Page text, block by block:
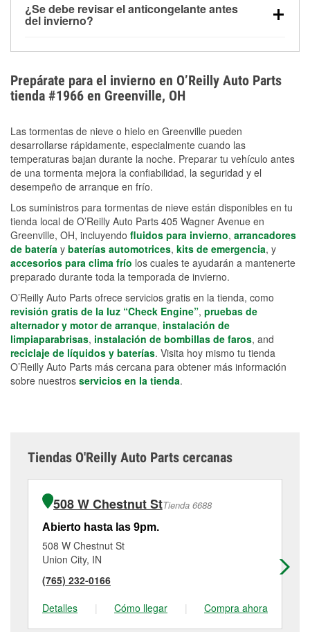
alrededor de 1 PSI por cada 10 °F que baja la
temperatura. Puedes obtener más información sobre
¿Se debe revisar el anticongelante antes
del invierno?
el sobrecalentamiento en condiciones de frío
extremo. Aprende cómo comprobar la protección
anticongelante en nuestra sección How-To.
Prepárate para el invierno en O’Reilly Auto Parts
tienda #1966 en Greenville, OH
Las tormentas de nieve o hielo en Greenville pueden
desarrollarse rápidamente, especialmente cuando las
temperaturas bajan durante la noche. Preparar tu vehículo antes
de una tormenta mejora la confiabilidad, la seguridad y el
desempeño de arranque en frío.
Los suministros para tormentas de nieve están disponibles en tu
tienda local de O’Reilly Auto Parts 405 Wagner Avenue en
Greenville, OH, incluyendo fluidos para invierno, arrancadores
de batería y baterías automotrices, kits de emergencia, y
accesorios para clima frío los cuales te ayudarán a mantenerte
preparado durante toda la temporada de invierno.
O’Reilly Auto Parts ofrece servicios gratis en la tienda, como
revisión gratis de la luz “Check Engine”, pruebas de
alternador y motor de arranque, instalación de
limpiaparabrisas, instalación de bombillas de faros, and
reciclaje de líquidos y baterías. Visita hoy mismo tu tienda
O’Reilly Auto Parts más cercana para obtener más información
sobre nuestros servicios en la tienda.
Tiendas O'Reilly Auto Parts cercanas
508 W Chestnut StTienda 6688
Abierto hasta las 9pm.
508 W Chestnut St
Union City, IN
(765) 232-0166
Detalles
| Cómo llegar | Compra ahora